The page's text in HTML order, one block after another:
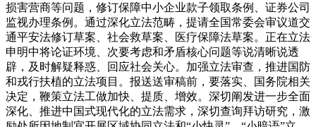
损害营商等问题，修订保障中小企业款子领取条例、证券公司
监视办理条例。通过深化立法范畴，提请全国常委会审议道交
通平安法修订草案、社会救草案、医疗保障法草案。正在立法
申明中将论证环境、次要考虑和矛盾核心问题等说清晰说透
辟，及时解疑释惑、回应社会关心。加强立法审查，推进国防
和戎行扶植的立法项目。报送送审稿前，要落实、国务院相关
决定，鞭策立法工做加快、提质、增效。深切阐发进一步全面
深化、推进中国式现代化的立法需求，深切查询拜访研究，激